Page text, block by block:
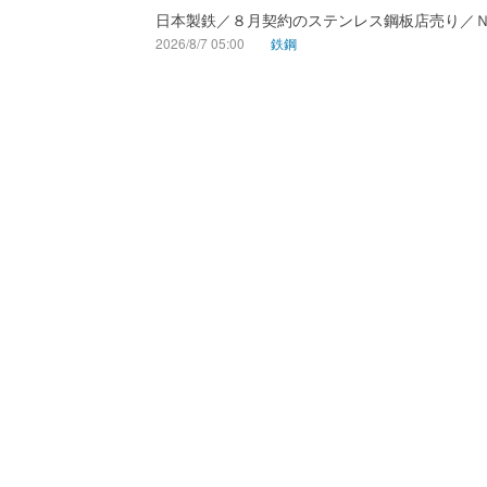
日本製鉄／８月契約のステンレス鋼板店売り／
2026/8/7 05:00 鉄鋼